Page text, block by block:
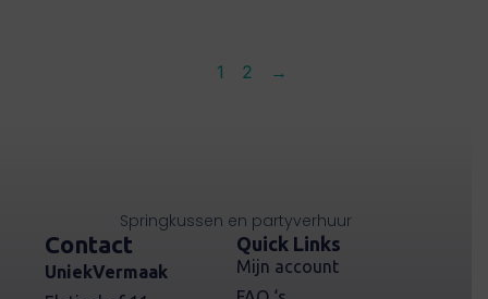
1 2 →
Springkussen en partyverhuur
Quick Links
Mijn account
Contact
UniekVermaak